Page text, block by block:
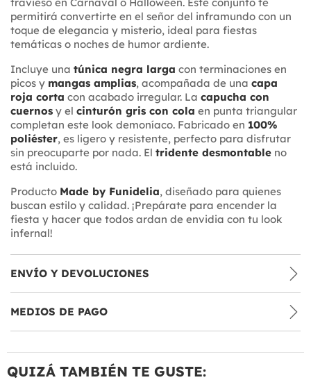
permitirá convertirte en el señor del inframundo con un
toque de elegancia y misterio, ideal para fiestas
temáticas o noches de humor ardiente.
Incluye una túnica negra larga con terminaciones en
picos y mangas amplias, acompañada de una capa
roja corta con acabado irregular. La capucha con
cuernos y el cinturón gris con cola en punta triangular
completan este look demoníaco. Fabricado en 100%
poliéster, es ligero y resistente, perfecto para disfrutar
sin preocuparte por nada. El tridente desmontable no
está incluido.
Producto Made by Funidelia, diseñado para quienes
buscan estilo y calidad. ¡Prepárate para encender la
fiesta y hacer que todos ardan de envidia con tu look
infernal!
ENVÍO Y DEVOLUCIONES
MEDIOS DE PAGO
QUIZÁ TAMBIÉN TE GUSTE: